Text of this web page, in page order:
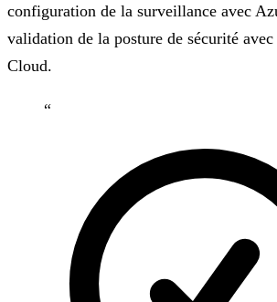
configuration de la surveillance avec
validation de la posture de sécurité
Cloud.
“